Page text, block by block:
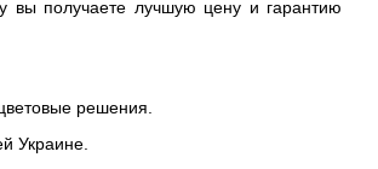
вы получаете лучшую цену и гарантию
решения.
Украине.